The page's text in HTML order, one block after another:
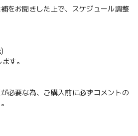
をお聞きした上で、スケジュール調整
す。
必要な為、ご購入前に必ずコメントの